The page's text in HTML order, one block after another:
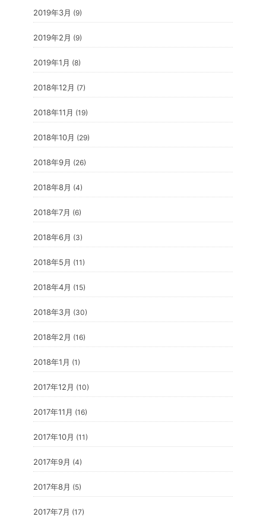
2019年3月 (9)
2019年2月 (9)
2019年1月 (8)
2018年12月 (7)
2018年11月 (19)
2018年10月 (29)
2018年9月 (26)
2018年8月 (4)
2018年7月 (6)
2018年6月 (3)
2018年5月 (11)
2018年4月 (15)
2018年3月 (30)
2018年2月 (16)
2018年1月 (1)
2017年12月 (10)
2017年11月 (16)
2017年10月 (11)
2017年9月 (4)
2017年8月 (5)
2017年7月 (17)